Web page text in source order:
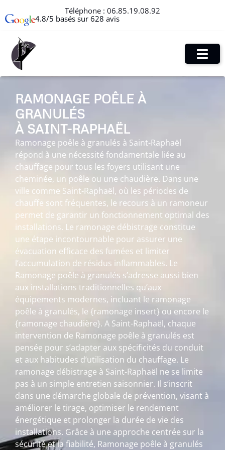
Téléphone : 06.85.19.08.92
4.8/5 basés sur 628 avis
RAMONAGE POÊLE À
GRANULÉS
À SAINT-RAPHAËL
Ramonage poêle à granulés à Saint-Raphaël
répond à une nécessité fondamentale liée au
chauffage pour tous les foyers utilisant une
cheminée, un poêle ou une chaudière. Dans une
ville comme Saint-Raphaël, où les périodes de
chauffe sont fréquentes, le recours à un ramoneur
permet de garantir un fonctionnement optimal des
installations. Le ramonage débistrage constitue
une étape incontournable pour assurer une
évacuation efficace des fumées et limiter
l’accumulation de résidus inflammables. Le
Ramonage poêle à granulés s’adresse aussi bien
aux installations traditionnelles qu’aux
équipements modernes, incluant le ramonage
poêle à granulés, le {ramonage insert} ou encore le
{ramonage chaudière}. A Saint-Raphaël, chaque
intervention de Ramonage poêle à granulés est
pensée pour s’adapter aux spécificités du conduit
et aux habitudes d’utilisation du chauffage. Le
ramonage débistrage à Saint-Raphaël ne se limite
pas à un simple entretien saisonnier. Il s’inscrit
dans une démarche globale de prévention, visant à
améliorer le tirage, optimiser le rendement
énergétique et prolonger la durée de vie des
installations. Grâce à une approche centrée sur la
sécurité et la fiabilité, Ramonage poêle à granulés